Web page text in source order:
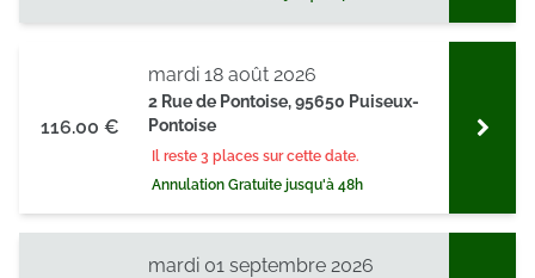
116.00 €
2 Rue de Pontoise, 95650 Puiseux-
Pontoise
Il reste 3 places sur cette date.
Annulation Gratuite jusqu'à 48h
mardi 18 août 2026
mardi 01 septembre 2026